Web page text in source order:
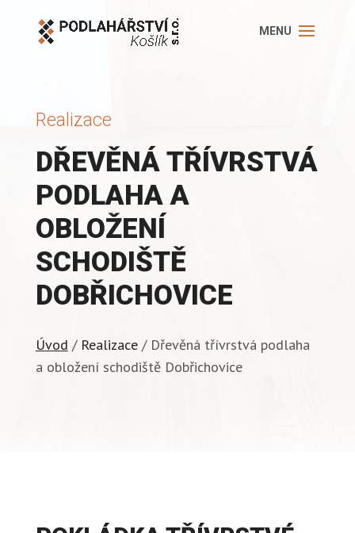
Realizace
DŘEVĚNÁ TŘÍVRSTVÁ
PODLAHA A
OBLOŽENÍ
SCHODIŠTĚ
DOBŘICHOVICE
Úvod / Realizace/ Dřevěná třívrstvá podlaha
a obložení schodiště Dobřichovice